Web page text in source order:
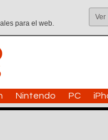
para el web.
Ver
Nintendo PC